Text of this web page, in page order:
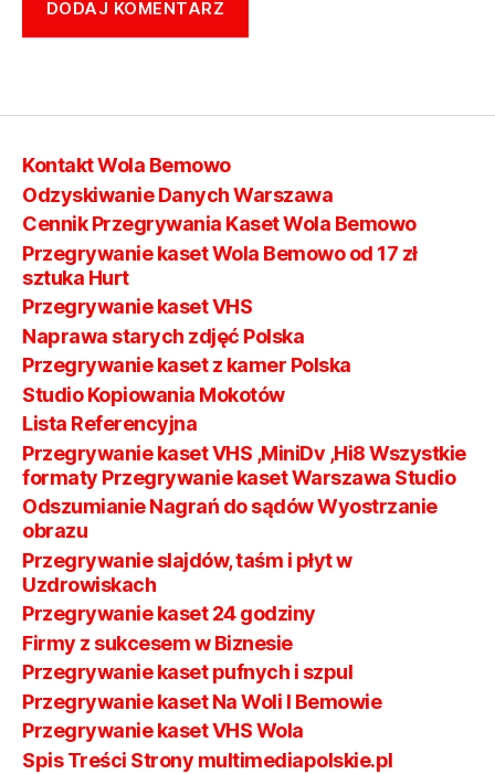
Kontakt Wola Bemowo
Odzyskiwanie Danych Warszawa
Cennik Przegrywania Kaset Wola Bemowo
Przegrywanie kaset Wola Bemowo od 17 zł
sztuka Hurt
Przegrywanie kaset VHS
Naprawa starych zdjęć Polska
Przegrywanie kaset z kamer Polska
Studio Kopiowania Mokotów
Lista Referencyjna
Przegrywanie kaset VHS ,MiniDv ,Hi8 Wszystkie
formaty Przegrywanie kaset Warszawa Studio
Odszumianie Nagrań do sądów Wyostrzanie
obrazu
Przegrywanie slajdów, taśm i płyt w
Uzdrowiskach
Przegrywanie kaset 24 godziny
Firmy z sukcesem w Biznesie
Przegrywanie kaset pufnych i szpul
Przegrywanie kaset Na Woli I Bemowie
Przegrywanie kaset VHS Wola
Spis Treści Strony multimediapolskie.pl